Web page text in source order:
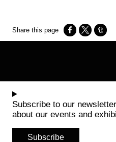
Opens in a new
Opens in
Subscribe to our
about our events and
Subscribe